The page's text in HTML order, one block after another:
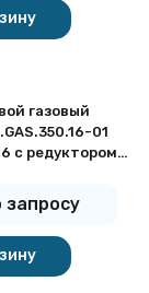
газовый
01
c редуктором
запросу